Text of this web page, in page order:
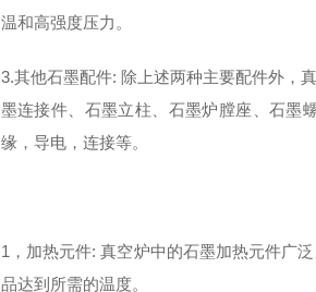
温和高强度压力。
3.其他石墨配件: 除上述两种主要配件外，
墨连接件、石墨立柱、石墨炉膛座、石墨
缘，导电，连接等。
1，加热元件: 真空炉中的石墨加热元件广
品达到所需的温度。